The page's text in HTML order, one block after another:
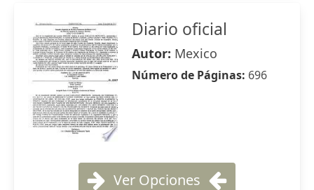
Diario oficial
Autor: Mexico
Número de Páginas: 696
Ver Opciones